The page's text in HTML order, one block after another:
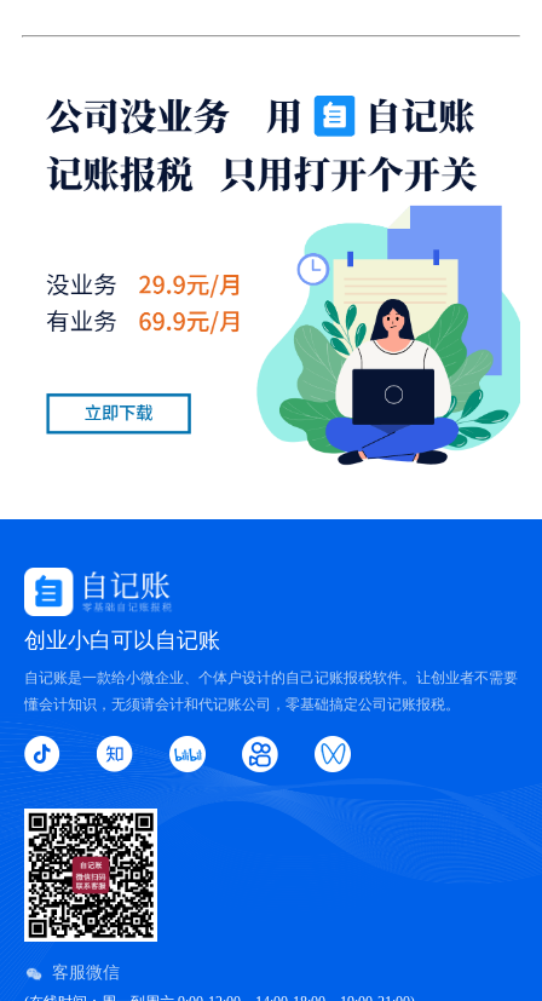
创业小白可以自记账
自记账是一款给小微企业、个体户设计的自己记账报税软件。让创业者不需要
懂会计知识，无须请会计和代记账公司，零基础搞定公司记账报税。
客服微信